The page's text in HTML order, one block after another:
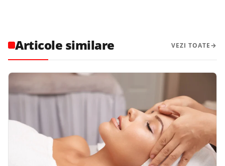
Articole similare VEZI TOATE